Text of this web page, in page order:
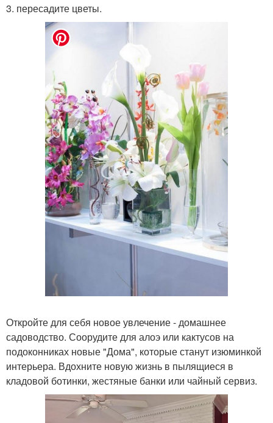
3. пересадите цветы.
Откройте для себя новое увлечение - домашнее
садоводство. Соорудите для алоэ или кактусов на
подоконниках новые "Дома", которые станут изюминкой
интерьера. Вдохните новую жизнь в пылящиеся в
кладовой ботинки, жестяные банки или чайный сервиз.